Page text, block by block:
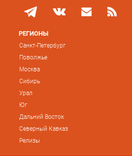
РЕГИОНЫ
Санкт-Петербург
Поволжье
Москва
Сибирь
Урал
Юг
Дальний Восток
Северный Кавказ
Релизы